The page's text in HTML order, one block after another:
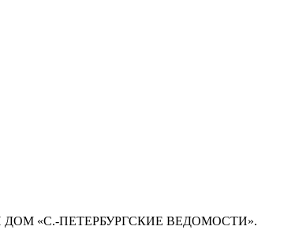
ДОМ «С.-ПЕТЕРБУРГСКИЕ ВЕДОМОСТИ».